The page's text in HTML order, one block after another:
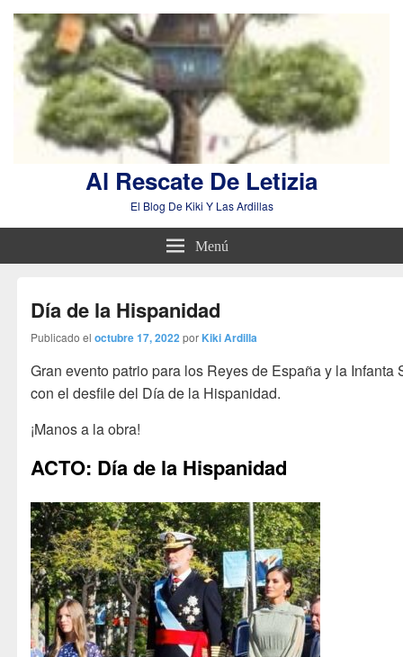
Al Rescate De Letizia
El Blog De Kiki Y Las Ardillas
Menú
Día de la Hispanidad
Publicado el octubre 17, 2022por Kiki Ardilla
Gran evento patrio para los Reyes de España y la Infanta
con el desfile del Día de la Hispanidad.
¡Manos a la obra!
ACTO: Día de la Hispanidad